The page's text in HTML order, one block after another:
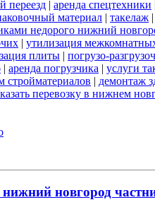
переезд | аренда спецтехники
материал | такелаж |
недорого нижний
| утилизация
плиты | погрузо-
| аренда погрузчика | услуги
стройматериалов | демонтаж
перевозку в нижнем
нижний новгород